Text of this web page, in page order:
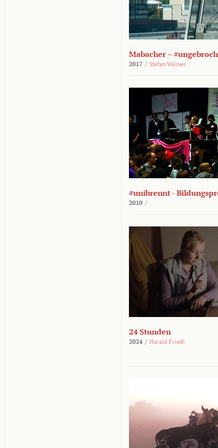
Mabacher –
2017 / Stefan Wolner
#unibrennt -
2010 /
24 Stunden
2024 / Harald Friedl